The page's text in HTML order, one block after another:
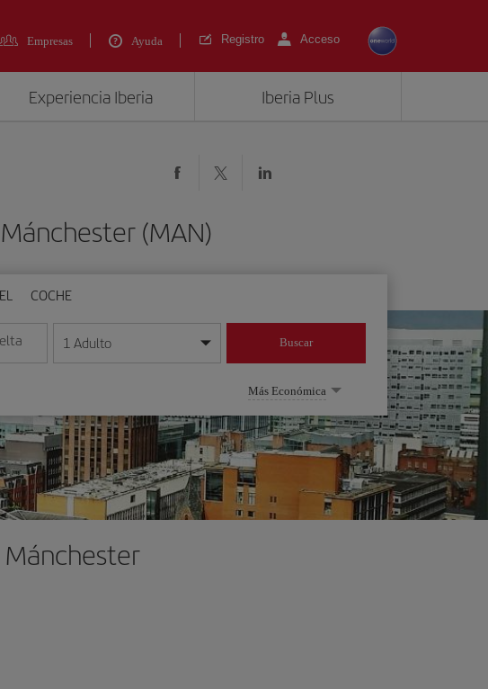
Empresas Ayuda Registro Acceso
Experiencia Iberia Iberia Plus
(MAN)
COCHE
añoen formato día/mes/año
1 Adulto Buscar
Más Económica
Mánchester